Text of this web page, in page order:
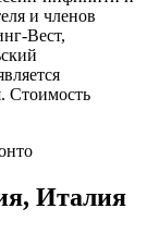
и членов
Вест,
Стоимость
Италия